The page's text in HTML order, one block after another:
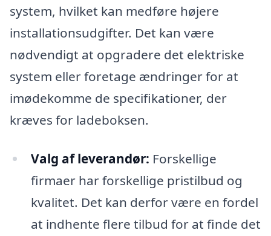
system, hvilket kan medføre højere
installationsudgifter. Det kan være
nødvendigt at opgradere det elektriske
system eller foretage ændringer for at
imødekomme de specifikationer, der
kræves for ladeboksen.
Valg af leverandør: Forskellige
firmaer har forskellige pristilbud og
kvalitet. Det kan derfor være en fordel
at indhente flere tilbud for at finde det